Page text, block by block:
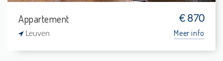
Appartement € 870
Leuven Meer info